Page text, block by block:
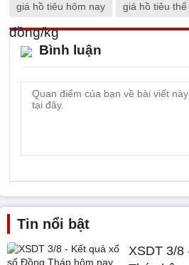
giá hồ tiêu hôm nay giá hồ tiêu
Bình luận
Tin nổi bật
XSDT 3/8